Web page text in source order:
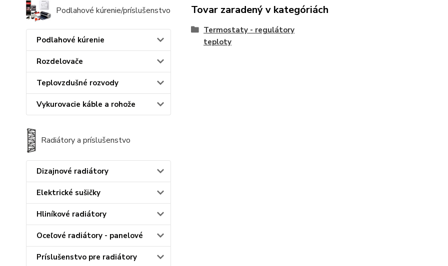
Podlahové kúrenie/príslušenstvo
Podlahové kúrenie
Rozdelovače
Teplovzdušné rozvody
Vykurovacie káble a rohože
Radiátory a príslušenstvo
Dizajnové radiátory
Elektrické sušičky
Hliníkové radiátory
Oceľové radiátory - panelové
Príslušenstvo pre radiátory
Tovar zaradený v kategóriách
Termostaty - regulátory
teploty